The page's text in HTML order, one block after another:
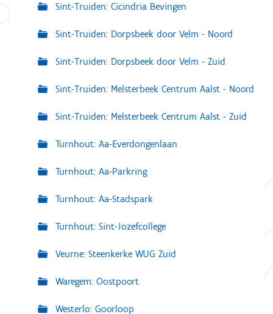
Sint-Truiden: Cicindria Bevingen
Sint-Truiden: Dorpsbeek door Velm - Noord
Sint-Truiden: Dorpsbeek door Velm - Zuid
Sint-Truiden: Melsterbeek Centrum Aalst - Noord
Sint-Truiden: Melsterbeek Centrum Aalst - Zuid
Turnhout: Aa-Everdongenlaan
Turnhout: Aa-Parkring
Turnhout: Aa-Stadspark
Turnhout: Sint-Jozefcollege
Veurne: Steenkerke WUG Zuid
Waregem: Oostpoort
Westerlo: Goorloop